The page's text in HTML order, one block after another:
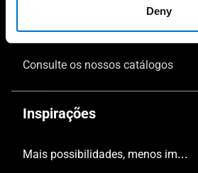
Deny
Consulte os nossos catálogos
Inspirações
Mais possibilidades, menos impacto